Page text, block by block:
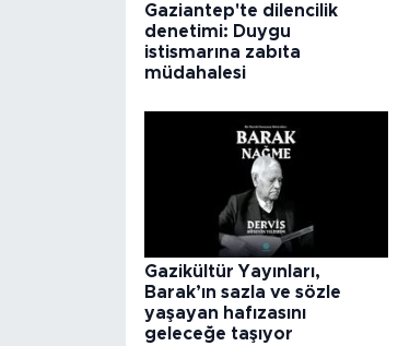
Gaziantep'te dilencilik
denetimi: Duygu
istismarına zabıta
müdahalesi
Gazikültür Yayınları,
Barak’ın sazla ve sözle
yaşayan hafızasını
geleceğe taşıyor